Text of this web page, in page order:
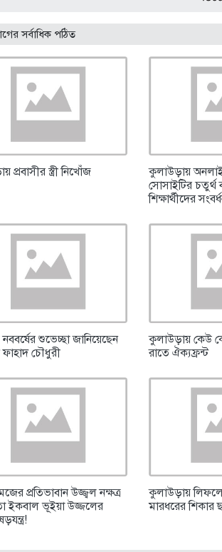
সর্বাধিক পঠিত
প্রবাসীর স্ত্রী নিখোঁজ
কুলাউড়ায়
সোসাইটির চতুর্থ
শিক্ষার্থীদের
শুভেচ্ছা জানিয়েছেন
ফাহাদ চৌধুরী
কুলাউড়ায় কেউ
রাতে ঐক্যফ্রন্ট
প্রতিভাবান উজ্জ্বল নক্ষত্র
ইকবাল ভূইয়া উজ্জলের
কুলাউড়ায়
মারধরের শিকার